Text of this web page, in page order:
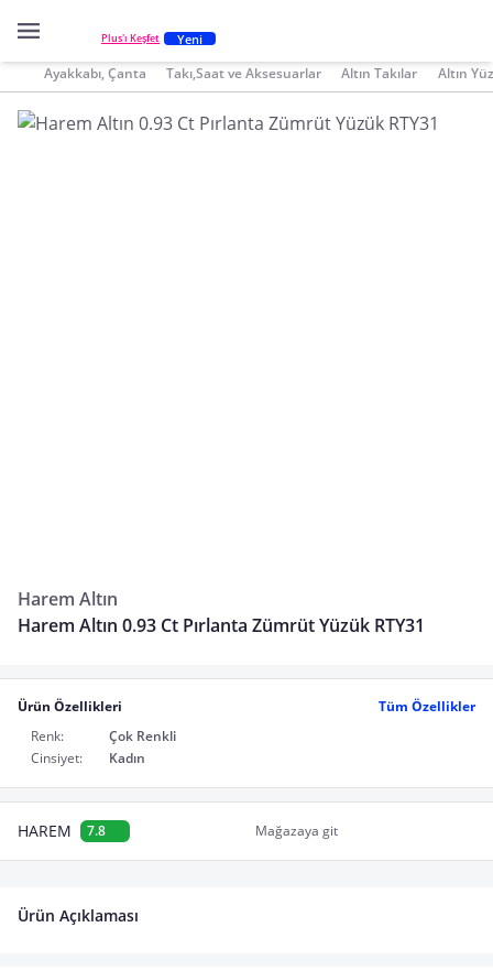
Plus'ı Keşfet Yeni
Ayakkabı, Çanta Takı,Saat ve Aksesuarlar Altın Takılar Altın
Harem Altın
Harem Altın 0.93 Ct Pırlanta Zümrüt Yüzük RTY31
Ürün Özellikleri
Tüm Özellikler
Renk:
Çok Renkli
Cinsiyet:
Kadın
HAREM 7.8 Mağazaya git
Ürün Açıklaması